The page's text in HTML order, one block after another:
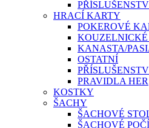
HRACÍ KARTY
POKEROVÉ
KANASTA/
OSTATNÍ
PRAVIDLA HER
KOSTKY
ŠACHY
ŠACHOVÉ
ŠACHOVÉ